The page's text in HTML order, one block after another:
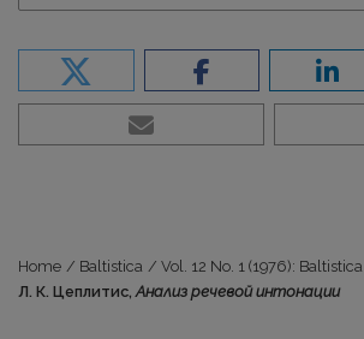
Home / Baltistica / Vol. 12 No. 1 (1976): Baltistica
Л. К. Цеплитис,Анализ речевой интонации